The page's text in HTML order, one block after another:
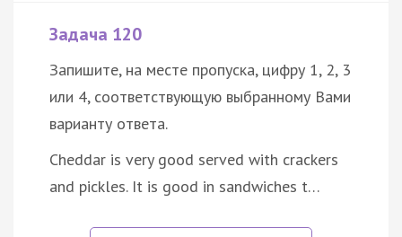
Задача 120
Запишите, на месте пропуска, цифру 1, 2, 3
или 4, соответствующую выбранному Вами
варианту ответа.
Cheddar is very good served with crackers
and pickles. It is good in sandwiches t…